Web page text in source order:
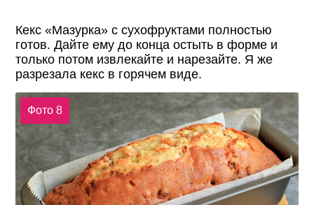
Кекс «Мазурка» с сухофруктами полностью
готов. Дайте ему до конца остыть в форме и
только потом извлекайте и нарезайте. Я же
разрезала кекс в горячем виде.
Фото 8